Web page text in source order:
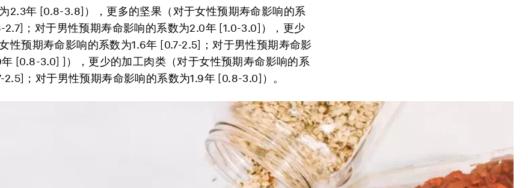
2.3年 [0.8-3.8]），更多的坚果（对于女性预期寿命影响的系
2.7]；对于男性预期寿命影响的系数为2.0年 [1.0-3.0]），更少
性预期寿命影响的系数为1.6年 [0.7-2.5]；对于男性预期寿命影
[0.8-3.0] ]），更少的加工肉类（对于女性预期寿命影响的系
2.5]；对于男性预期寿命影响的系数为1.9年 [0.8-3.0]）。